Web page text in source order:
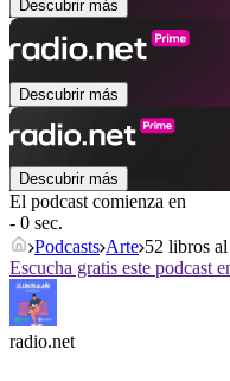
Descubrir más
Descubrir más
Descubrir más
El podcast comienza en
- 0 sec.
Podcasts Arte 52 libros
Escucha gratis este podcast
radio.net